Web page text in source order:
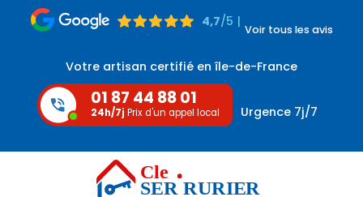
4,7/5 |
Voir tous les avis
Votre artisan certifié en île-de-France
01 87 44 88 01
24h/7j Prix d'un appel local Urgence 7j/7